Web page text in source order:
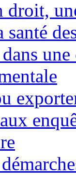
droit,
santé
dans